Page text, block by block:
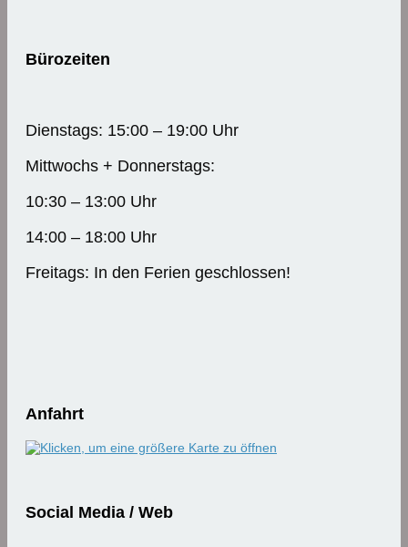
Bürozeiten
Dienstags: 15:00 – 19:00 Uhr
Mittwochs + Donnerstags:
10:30 – 13:00 Uhr
14:00 – 18:00 Uhr
Freitags: In den Ferien geschlossen!
Anfahrt
Social Media / Web